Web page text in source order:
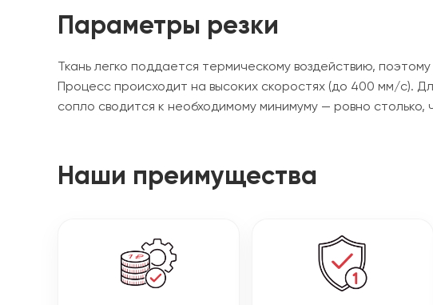
Параметры резки
Ткань легко поддается термическому воздействию,
Процесс происходит на высоких скоростях (до 400 мм/с).
сопло сводится к необходимому минимуму — ровно
Наши преимущества